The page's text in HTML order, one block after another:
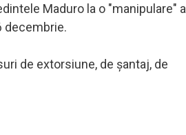
Maduro la o "manipulare" a
decembrie.
de extorsiune, de şantaj, de